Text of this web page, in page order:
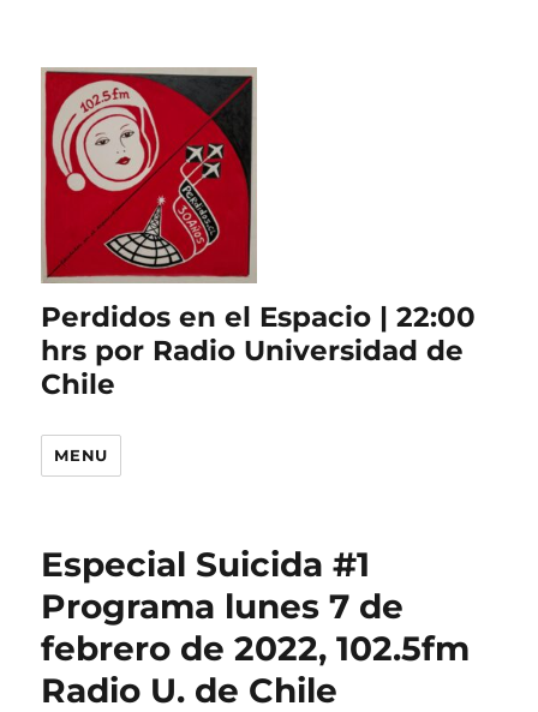
Perdidos en el Espacio | 22:00
hrs por Radio Universidad de
Chile
MENU
Especial Suicida #1
Programa lunes 7 de
febrero de 2022, 102.5fm
Radio U. de Chile